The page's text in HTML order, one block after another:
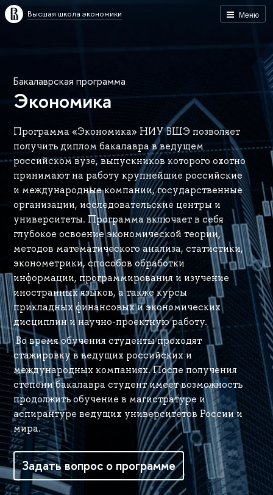
Меню
Высшая школа экономики
Бакалаврская программа
Экономика
Программа «Экономика» НИУ ВШЭ позволяет
получить диплом бакалавра в ведущем
российском вузе, выпускников которого охотно
принимают на работу крупнейшие российские
и международные компании, государственные
организации, исследовательские центры и
университеты. Программа включает в себя
глубокое освоение экономической теории,
методов математического анализа, статистики,
эконометрики, способов обработки
информации, программирования и изучение
иностранных языков, а также курсы
прикладных финансовых и экономических
дисциплин и научно-проектную работу.
Во время обучения студенты проходят
стажировку в ведущих российских и
международных компаниях. После получения
степени бакалавра студент имеет возможность
продолжить обучение в магистратуре и
аспирантуре ведущих университетов России и
мира.
Задать вопрос о программе